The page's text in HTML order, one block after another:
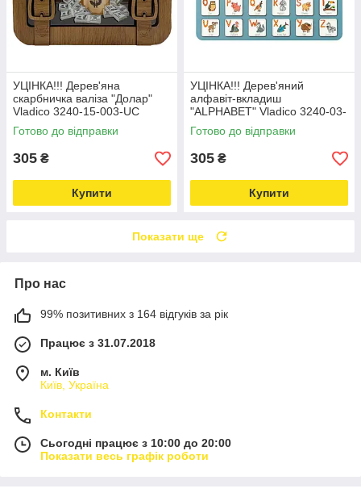
УЦІНКА!!! Дерев'яна
скарбничка валіза "Долар"
Vladico 3240-15-003-UC
розмір 24х17 см Love&Life -
online-multimarket-
Готово до відправки
305 ₴
Купити
УЦІНКА!!! Дерев'яний
алфавіт-вкладиш
"ALPHABET" Vladico 3240-03-
002-UC синій 29х39 см
Love&Life -online-multimarket-
Готово до відправки
305 ₴
Купити
Показати ще
Про нас
99% позитивних з 164 відгуків за рік
Працює з 31.07.2018
м. Київ
Київ, Україна
Контакти
Сьогодні працює з 10:00 до 20:00
Показати весь графік роботи